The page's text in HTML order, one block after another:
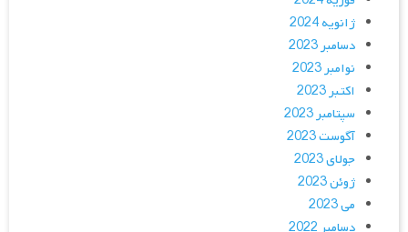
ژانویه 2024
دسامبر 2023
نوامبر 2023
اکتبر 2023
سپتامبر 2023
آگوست 2023
جولای 2023
ژوئن 2023
می 2023
دسامبر 2022